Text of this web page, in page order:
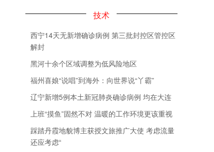
技术
西宁14天无新增确诊病例 第三批封控区管控区
解封
黑河十余个区域调整为低风险地区
福州喜娘“说唱”到海外：向世界说“丫霸”
辽宁新增5例本土新冠肺炎确诊病例 均在大连
上班“摸鱼”固然不对 温暖的工作环境更该重视
踩踏丹霞地貌博主获授文旅推广大使 考虑流量
还应考虑“